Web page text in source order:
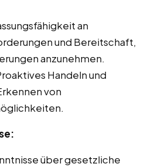
an
und Bereitschaft,
anzunehmen.
Handeln und
von
über gesetzliche